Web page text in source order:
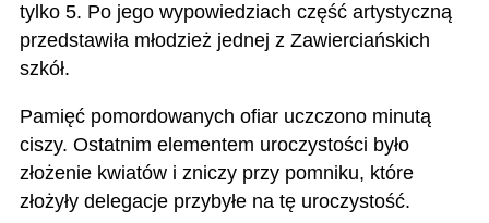
tylko 5. Po jego wypowiedziach część artystyczną
przedstawiła młodzież jednej z Zawierciańskich
szkół.
Pamięć pomordowanych ofiar uczczono minutą
ciszy. Ostatnim elementem uroczystości było
złożenie kwiatów i zniczy przy pomniku, które
złożyły delegacje przybyłe na tę uroczystość.